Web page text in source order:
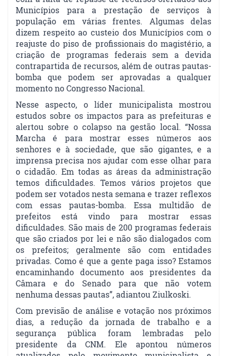
Municípios para a prestação de serviços à
população em várias frentes. Algumas delas
dizem respeito ao custeio dos Municípios com o
reajuste do piso de profissionais do magistério, a
criação de programas federais sem a devida
contrapartida de recursos, além de outras pautas-
bomba que podem ser aprovadas a qualquer
momento no Congresso Nacional.
Nesse aspecto, o líder municipalista mostrou
estudos sobre os impactos para as prefeituras e
alertou sobre o colapso na gestão local. “Nossa
Marcha é para mostrar esses números aos
senhores e à sociedade, que são gigantes, e a
imprensa precisa nos ajudar com esse olhar para
o cidadão. Em todas as áreas da administração
temos dificuldades. Temos vários projetos que
podem ser votados nesta semana e trazer reflexos
com essas pautas-bomba. Essa multidão de
prefeitos está vindo para mostrar essas
dificuldades. São mais de 200 programas federais
que são criados por lei e não são dialogados com
os prefeitos; geralmente são com entidades
privadas. Como é que a gente paga isso? Estamos
encaminhando documento aos presidentes da
Câmara e do Senado para que não votem
nenhuma dessas pautas”, adiantou Ziulkoski.
Com previsão de análise e votação nos próximos
dias, a redução da jornada de trabalho e a
segurança pública foram lembradas pelo
presidente da CNM. Ele apontou números